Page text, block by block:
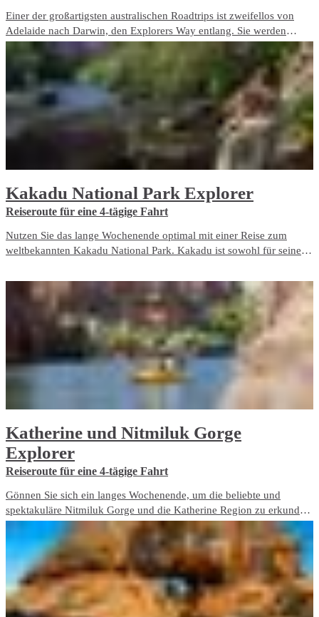
Einer der großartigsten australischen Roadtrips ist zweifellos von
Adelaide nach Darwin, den Explorers Way entlang. Sie werden
darunter Uluru, Kings Canyon, die MacDonnell Ranges, die Devils
Marbles, der Nitmiluk National Park und der Litchfield National
Park.
Kakadu National Park Explorer
Reiseroute für eine 4-tägige Fahrt
Nutzen Sie das lange Wochenende optimal mit einer Reise zum
weltbekannten Kakadu National Park. Kakadu ist sowohl für seine
wenn Sie im Northern Territory unterwegs sind.
Katherine und Nitmiluk Gorge
Explorer
Reiseroute für eine 4-tägige Fahrt
Gönnen Sie sich ein langes Wochenende, um die beliebte und
spektakuläre Nitmiluk Gorge und die Katherine Region zu erkunden.
Hier gibt es so viel zu tun, dass Sie bestimmt länger bleiben wollen –
Katherine wird mit Sicherheit Ihr Herz stehlen.